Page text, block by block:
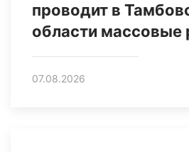
проводит в
области массовые
07.08.2026